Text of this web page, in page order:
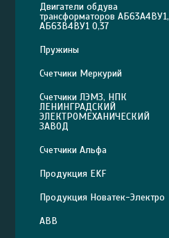
Двигатели обдува
трансформаторов АБ63А4ВУ1,
АБ63В4ВУ1 0,37
Пружины
Счетчики Меркурий
Счетчики ЛЭМЗ, НПК
ЛЕНИНГРАДСКИЙ
ЭЛЕКТРОМЕХАНИЧЕСКИЙ
ЗАВОД
Счетчики Альфа
Продукция EKF
Продукция Новатек-Электро
ABB